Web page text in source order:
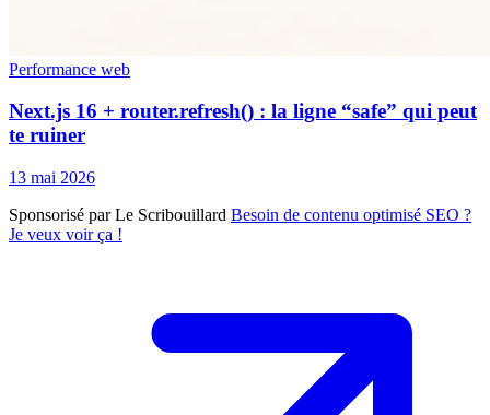
Performance web
Next.js 16 + router.refresh() : la ligne “safe” qui peut
te ruiner
13 mai 2026
Sponsorisé par Le Scribouillard Besoin de contenu optimisé SEO ?
Je veux voir ça !